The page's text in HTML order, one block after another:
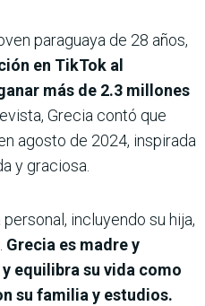
paraguaya de 28 años,
en TikTok al
más de 2.3 millones
Grecia contó que
agosto de 2024, inspirada
y graciosa.
incluyendo su hija,
Grecia es madre y
equilibra su vida como
su familia y estudios.